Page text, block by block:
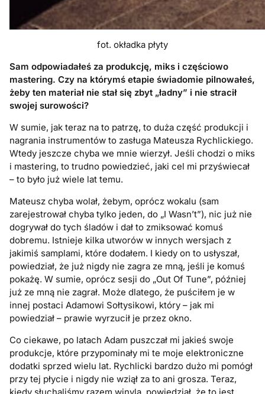
fot. okładka płyty
Sam odpowiadałeś za produkcję, miks i częściowo
mastering. Czy na którymś etapie świadomie pilnowałeś,
żeby ten materiał nie stał się zbyt „ładny” i nie stracił
swojej surowości?
W sumie, jak teraz na to patrzę, to duża część produkcji i
nagrania instrumentów to zasługa Mateusza Rychlickiego.
Wtedy jeszcze chyba we mnie wierzył. Jeśli chodzi o miks
i mastering, to trudno powiedzieć, jaki cel mi przyświecał
– to było już wiele lat temu.
Mateusz chyba wolał, żebym, oprócz wokalu (sam
zarejestrował chyba tylko jeden, do „I Wasn’t”), nic już nie
dogrywał do tych śladów i dał to zmiksować komuś
dobremu. Istnieje kilka utworów w innych wersjach z
jakimiś samplami, które dodałem. I kiedy on to usłyszał,
powiedział, że już nigdy nie zagra ze mną, jeśli je komuś
pokażę. W sumie, oprócz sesji do „Out Of Tune”, później
już ze mną nie zagrał. Może dlatego, że puściłem je w
innej postaci Adamowi Sołtysikowi, który – jak mi
powiedział – prawie wyrzucił je przez okno.
Co ciekawe, po latach Adam puszczał mi jakieś swoje
produkcje, które przypominały mi te moje elektroniczne
dodatki sprzed wielu lat. Rychlicki bardzo dużo mi pomógł
przy tej płycie i nigdy nie wziął za to ani grosza. Teraz,